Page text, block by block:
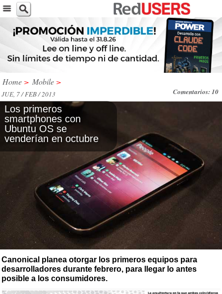
Home > Mobile >
Comentarios: 10
JUE, 7 / FEB / 2013
Los primeros
smartphones con
Ubuntu OS se
venderían en octubre
Canonical planea otorgar los primeros equipos para
desarrolladores durante febrero, para llegar lo antes
posible a los consumidores.